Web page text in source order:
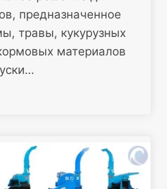
предназначенное
травы, кукурузных
материалов